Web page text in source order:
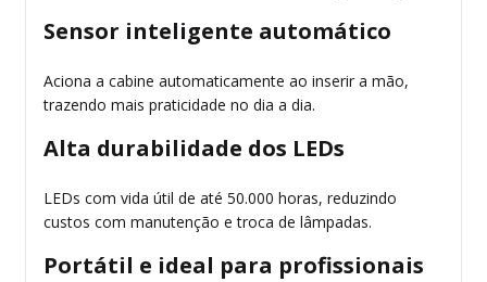
Sensor inteligente automático
Aciona a cabine automaticamente ao inserir a mão,
trazendo mais praticidade no dia a dia.
Alta durabilidade dos LEDs
LEDs com vida útil de até 50.000 horas, reduzindo
custos com manutenção e troca de lâmpadas.
Portátil e ideal para profissionais